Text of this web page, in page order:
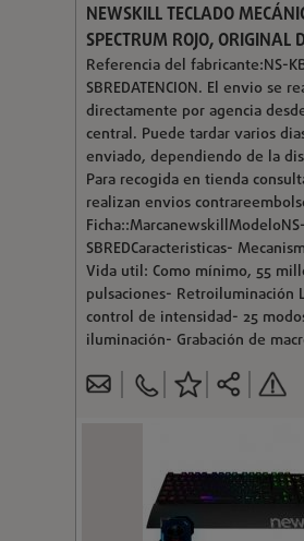
NEWSKILL TECLADO
SPECTRUM ROJO, ORIGINAL
Referencia del fabricante:NS-
SBREDATENCION. El envio se
directamente por agencia
central. Puede tardar varios
enviado, dependiendo de la
Para recogida en tienda
realizan envios
SBREDCaracteristicas-
Vida util: Como mínimo, 55
pulsaciones- Retroiluminación
control de intensidad- 25
iluminación- Grabación de